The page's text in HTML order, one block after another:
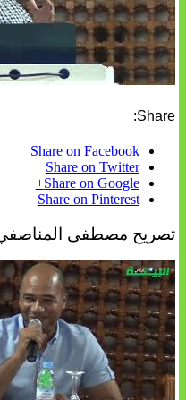
Share:
Share on Facebook
Share on Twitter
Share on Google+
Share on Pinterest
تصريح مصطفى المناصفي